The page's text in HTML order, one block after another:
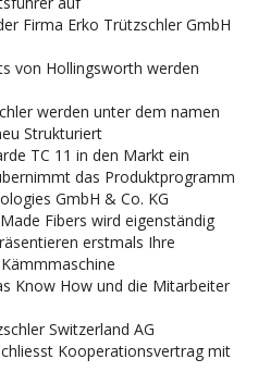
Firma Erko Trützschler GmbH
von Hollingsworth werden
werden unter dem namen
Strukturiert
TC 11 in den Markt ein
das Produktprogramm
GmbH & Co. KG
Fibers wird eigenständig
erstmals Ihre
Know How und die Mitarbeiter
Switzerland AG
Kooperationsvertrag mit